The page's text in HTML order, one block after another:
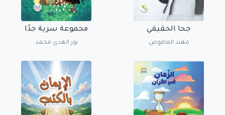
جحا الحقيقي
مهند العاقوص
مجموعة سرية جدًا
نور الهدى محمد